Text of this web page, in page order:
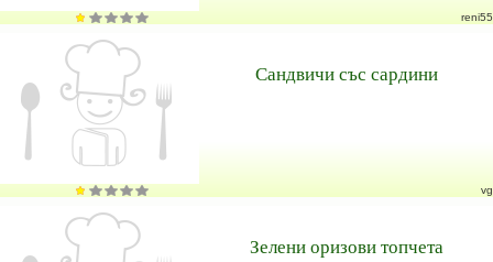
reni55
Сандвичи със сардини
vg
Зелени оризови топчета